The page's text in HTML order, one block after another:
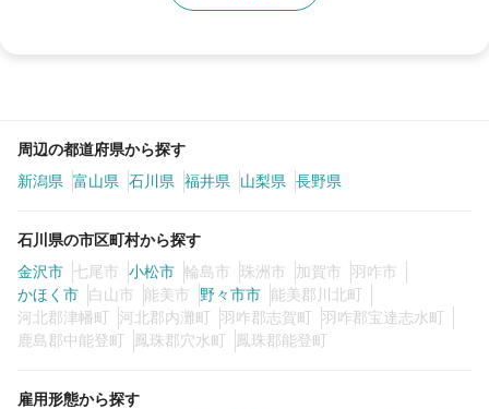
周辺の都道府県から探す
新潟県
富山県 石川県 福井県 山梨県 長野県
石川県の市区町村から探す
金沢市
七尾市 小松市 輪島市 珠洲市 加賀市
羽咋市
かほく市
白山市 能美市 野々市市
能美郡川北町
河北郡津幡町
河北郡内灘町 羽咋郡志賀町
羽咋郡宝達志水町
鹿島郡中能登町
鳳珠郡穴水町 鳳珠郡能登町
雇用形態から探す